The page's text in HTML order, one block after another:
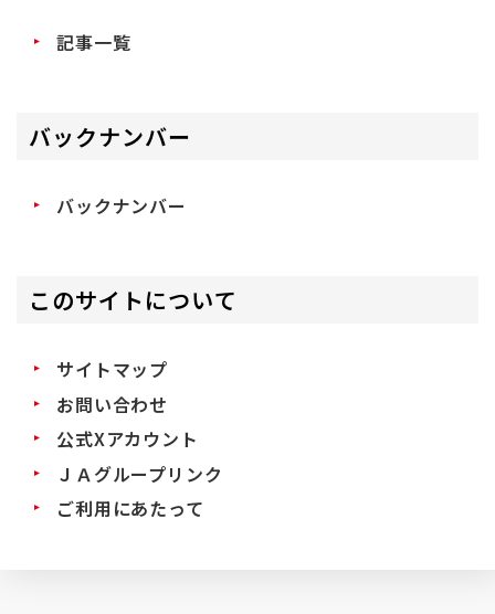
記事一覧
バックナンバー
バックナンバー
このサイトについて
サイトマップ
お問い合わせ
公式Xアカウント
ＪＡグループリンク
ご利用にあたって